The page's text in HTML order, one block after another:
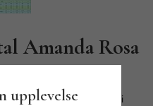
Amanda Rosa
Retro Clothes.
och vid kjol. Dragkedja i
upplevelse